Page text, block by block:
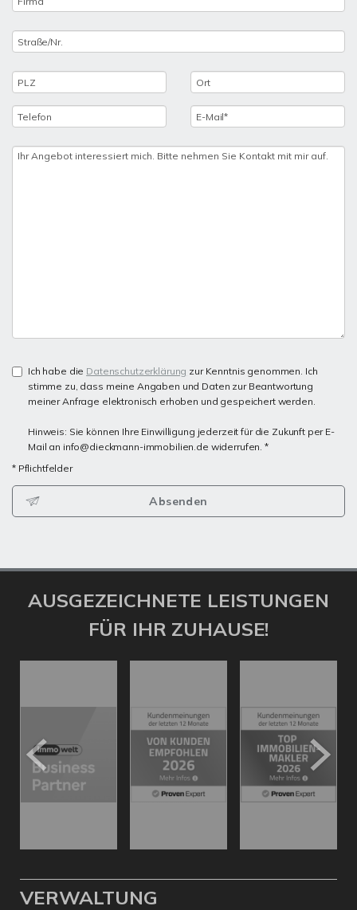
Ich habe die Datenschutzerklärung zur Kenntnis genommen. Ich
stimme zu, dass meine Angaben und Daten zur Beantwortung
meiner Anfrage elektronisch erhoben und gespeichert werden.
Hinweis: Sie können Ihre Einwilligung jederzeit für die Zukunft per E-
Mail an info@dieckmann-immobilien.de widerrufen. *
* Pflichtfelder
Absenden
AUSGEZEICHNETE LEISTUNGEN
FÜR IHR ZUHAUSE!
VERWALTUNG